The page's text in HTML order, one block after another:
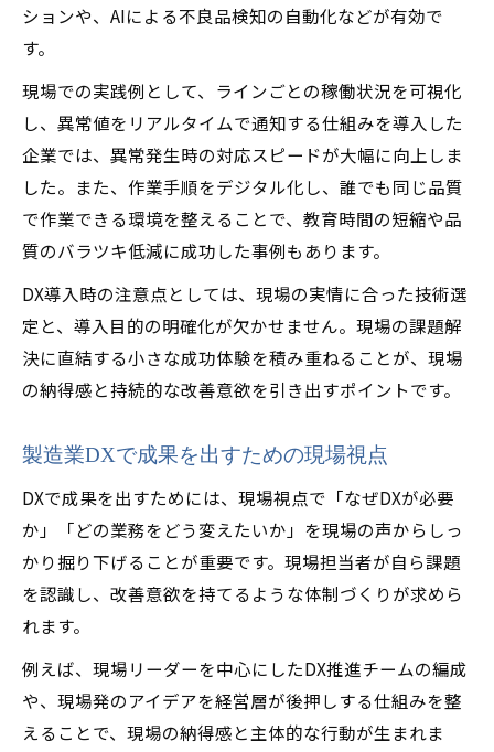
ションや、AIによる不良品検知の自動化などが有効で
す。
現場での実践例として、ラインごとの稼働状況を可視化
し、異常値をリアルタイムで通知する仕組みを導入した
企業では、異常発生時の対応スピードが大幅に向上しま
した。また、作業手順をデジタル化し、誰でも同じ品質
で作業できる環境を整えることで、教育時間の短縮や品
質のバラツキ低減に成功した事例もあります。
DX導入時の注意点としては、現場の実情に合った技術選
定と、導入目的の明確化が欠かせません。現場の課題解
決に直結する小さな成功体験を積み重ねることが、現場
の納得感と持続的な改善意欲を引き出すポイントです。
製造業DXで成果を出すための現場視点
DXで成果を出すためには、現場視点で「なぜDXが必要
か」「どの業務をどう変えたいか」を現場の声からしっ
かり掘り下げることが重要です。現場担当者が自ら課題
を認識し、改善意欲を持てるような体制づくりが求めら
れます。
例えば、現場リーダーを中心にしたDX推進チームの編成
や、現場発のアイデアを経営層が後押しする仕組みを整
えることで、現場の納得感と主体的な行動が生まれま